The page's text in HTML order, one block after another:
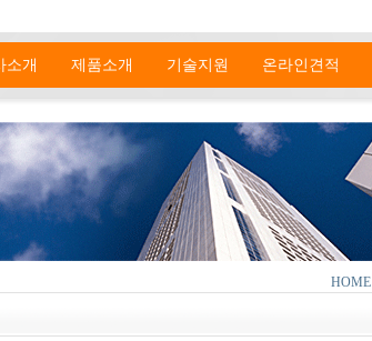
소개 제품소개 기술지원 온라인견적
HOME